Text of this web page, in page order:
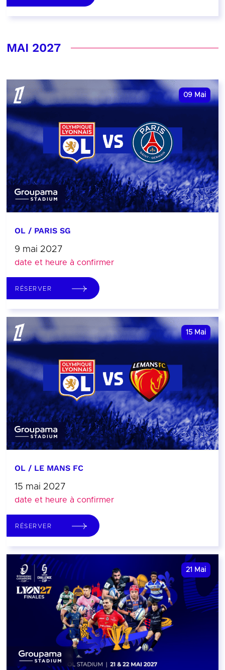
MAI 2027
09 Mai
OL / PARIS SG
9 mai 2027
date et heure à confirmer
RÉSERVER
15 Mai
OL / LE MANS FC
15 mai 2027
date et heure à confirmer
RÉSERVER
21 Mai